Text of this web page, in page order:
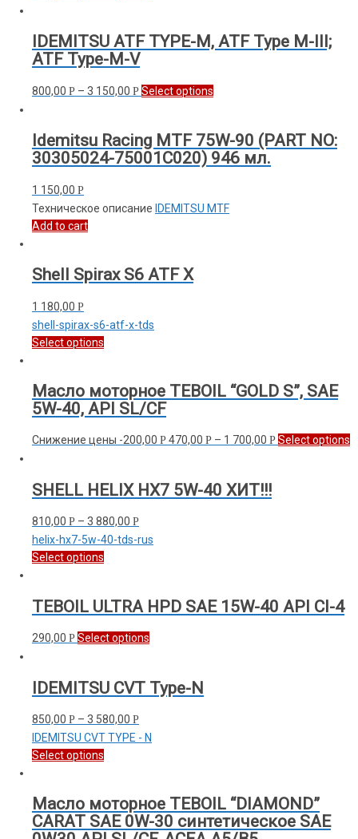
IDEMITSU ATF TYPE-М, ATF Type М-III;
ATF Type-М-V
800,00 Р – 3 150,00 Р Select options
Idemitsu Racing MTF 75W-90 (PART NO:
30305024-75001С020) 946 мл.
1 150,00 Р
Техническое описание IDEMITSU MTF
Add to cart
Shell Spirax S6 ATF X
1 180,00 Р
shell-spirax-s6-atf-x-tds
Select options
Масло моторное TEBOIL “GOLD S”, SAE
5W-40, API SL/CF
Снижение цены -200,00 Р 470,00 Р – 1 700,00 Р Select options
SHELL HELIX HX7 5W-40 ХИТ!!!
810,00 Р – 3 880,00 Р
helix-hx7-5w-40-tds-rus
Select options
TEBOIL ULTRA HPD SAE 15W-40 API CI-4
290,00 Р Select options
IDEMITSU CVT Type-N
850,00 Р – 3 580,00 Р
IDEMITSU CVT TYPE - N
Select options
Масло моторное TEBOIL “DIAMOND”
CARAT SAE 0W-30 синтетическое SAE